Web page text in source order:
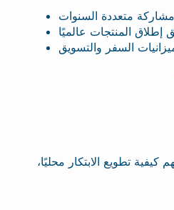
متعددة السنوات
إطلاق المنتجات عالميًا
السفر والتسويق
تطويع الابتكار محليًا،